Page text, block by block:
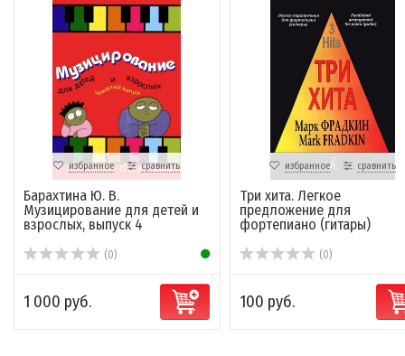
избранное сравнить
Барахтина Ю. В.
Музицирование для детей и
взрослых, выпуск 4
(0)
1 000 руб.
избранное сравнить
Три хита. Легкое
предложение для
фортепиано (гитары)
(0)
100 руб.